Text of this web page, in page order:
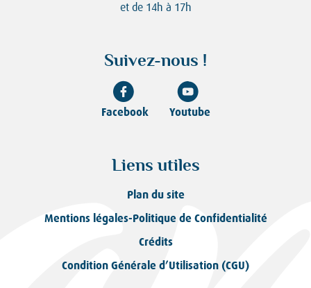
et de 14h à 17h
Suivez-nous !
Facebook Youtube
Liens utiles
Plan du site
Mentions légales-Politique de Confidentialité
Crédits
Condition Générale d’Utilisation (CGU)